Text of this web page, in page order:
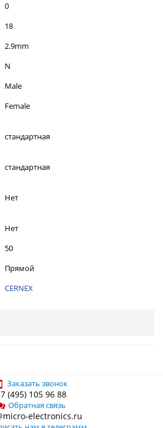
0
18
2.9mm
N
Male
Female
стандартная
стандартная
Нет
Нет
50
Прямой
CERNEX
Заказать звонок
(495) 105 96 88
Обратная связь
electronics.ru